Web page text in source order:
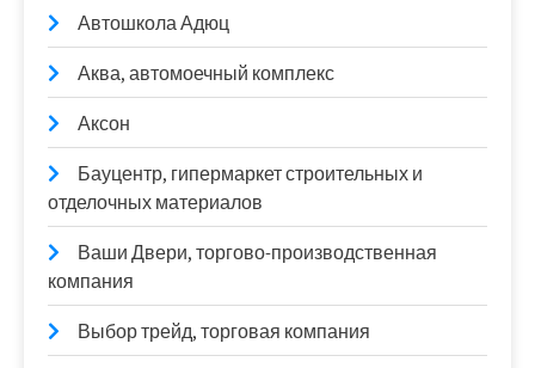
Автошкола Адюц
Аква, автомоечный комплекс
Аксон
Бауцентр, гипермаркет строительных и
отделочных материалов
Ваши Двери, торгово-производственная
компания
Выбор трейд, торговая компания